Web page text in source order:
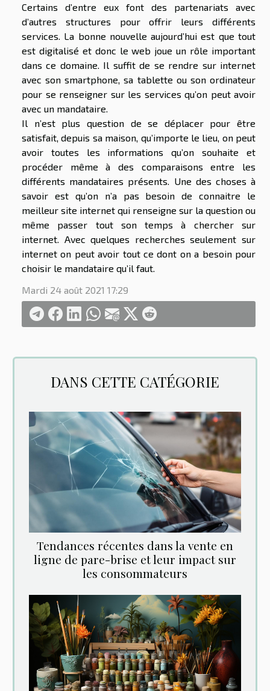
DANS CETTE CATÉGORIE
Tendances récentes dans la vente en
ligne de pare-brise et leur impact sur
les consommateurs
Certains d’entre eux font des partenariats avec
d’autres structures pour offrir leurs différents
services. La bonne nouvelle aujourd’hui est que tout
est digitalisé et donc le web joue un rôle important
dans ce domaine. Il suffit de se rendre sur internet
avec son smartphone, sa tablette ou son ordinateur
pour se renseigner sur les services qu’on peut avoir
avec un mandataire.
Il n’est plus question de se déplacer pour être
satisfait, depuis sa maison, qu’importe le lieu, on peut
avoir toutes les informations qu’on souhaite et
procéder même à des comparaisons entre les
différents mandataires présents. Une des choses à
savoir est qu’on n’a pas besoin de connaitre le
meilleur site internet qui renseigne sur la question ou
même passer tout son temps à chercher sur
internet. Avec quelques recherches seulement sur
internet on peut avoir tout ce dont on a besoin pour
choisir le mandataire qu’il faut.
Mardi 24 août 2021 17:29